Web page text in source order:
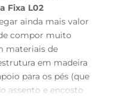
Fixa L02
ainda mais valor
compor muito
materiais de
em madeira
para os pés (que
assento e encosto